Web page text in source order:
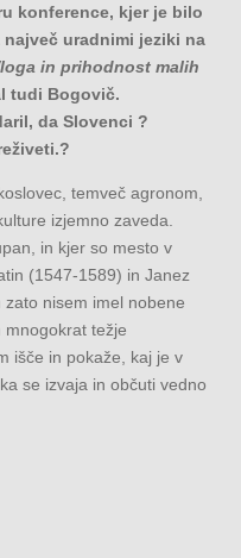
konference, kjer je bilo
uradnimi jeziki na
in prihodnost malih
tudi Bogovič.
da Slovenci ?
temveč agronom,
izjemno zaveda.
in kjer so mesto v
(1547-1589) in Janez
nisem imel nobene
težje
išče in pokaže, kaj je v
se izvaja in občuti vedno